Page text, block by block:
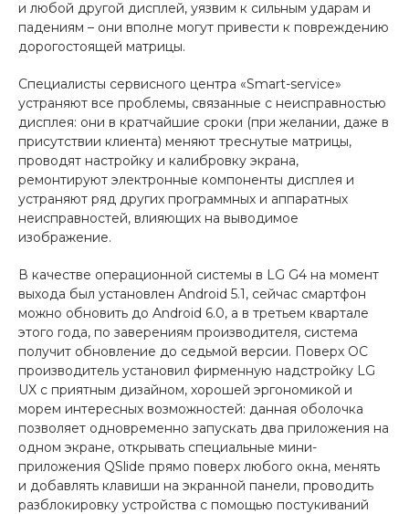
и любой другой дисплей, уязвим к сильным ударам и
падениям – они вполне могут привести к повреждению
дорогостоящей матрицы.
Специалисты сервисного центра «Smart-service»
устраняют все проблемы, связанные с неисправностью
дисплея: они в кратчайшие сроки (при желании, даже в
присутствии клиента) меняют треснутые матрицы,
проводят настройку и калибровку экрана,
ремонтируют электронные компоненты дисплея и
устраняют ряд других программных и аппаратных
неисправностей, влияющих на выводимое
изображение.
В качестве операционной системы в LG G4 на момент
выхода был установлен Android 5.1, сейчас смартфон
можно обновить до Android 6.0, а в третьем квартале
этого года, по заверениям производителя, система
получит обновление до седьмой версии. Поверх ОС
производитель установил фирменную надстройку LG
UX с приятным дизайном, хорошей эргономикой и
морем интересных возможностей: данная оболочка
позволяет одновременно запускать два приложения на
одном экране, открывать специальные мини-
приложения QSlide прямо поверх любого окна, менять
и добавлять клавиши на экранной панели, проводить
разблокировку устройства с помощью постукиваний